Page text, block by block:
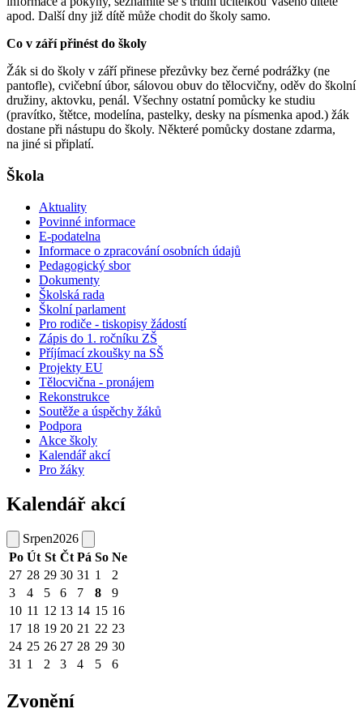
apod. Další dny již dítě může chodit do školy samo.
Co v září přinést do školy
Žák si do školy v září přinese přezůvky bez černé podrážky (ne
pantofle), cvičební úbor, sálovou obuv do tělocvičny, oděv do školní
družiny, aktovku, penál. Všechny ostatní pomůcky ke studiu
(pravítko, štětce, modelína, pastelky, desky na písmenka apod.) žák
dostane při nástupu do školy. Některé pomůcky dostane zdarma,
na jiné si připlatí.
Škola
Aktuality
Povinné informace
E-podatelna
Informace o zpracování osobních údajů
Pedagogický sbor
Dokumenty
Školská rada
Školní parlament
Pro rodiče - tiskopisy žádostí
Zápis do 1. ročníku ZŠ
Příjímací zkoušky na SŠ
Projekty EU
Tělocvična - pronájem
Rekonstrukce
Soutěže a úspěchy žáků
Podpora
Akce školy
Kalendář akcí
Pro žáky
Kalendář akcí
Srpen2026
Po Út St Čt Pá So Ne
27 28 29 30 31 1
2
3
4 5 6 7 8
9
10 11 12 13 14 15 16
17 18 19 20 21 22 23
24 25 26 27 28 29 30
31 1 2 3 4 5 6
Zvonění